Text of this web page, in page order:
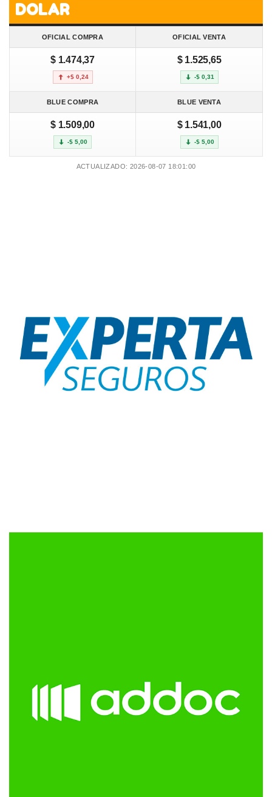
DOLAR
OFICIAL COMPRA OFICIAL VENTA
$ 1.474,37
+$ 0,24
$ 1.525,65
-$ 0,31
BLUE COMPRA BLUE VENTA
$ 1.509,00
-$ 5,00
$ 1.541,00
-$ 5,00
ACTUALIZADO: 2026-08-07 18:01:00